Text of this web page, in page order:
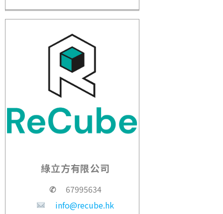
綠立方有限公司
✆
67995634
info@recube.hk